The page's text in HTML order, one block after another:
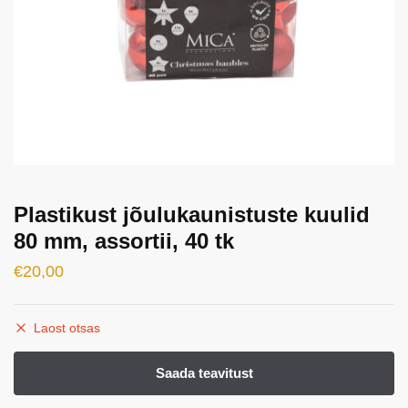
Plastikust jõulukaunistuste kuulid
80 mm, assortii, 40 tk
€20,00
Laost otsas